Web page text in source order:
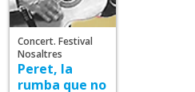
Concert. Festival
Nosaltres
Peret, la
rumba que no